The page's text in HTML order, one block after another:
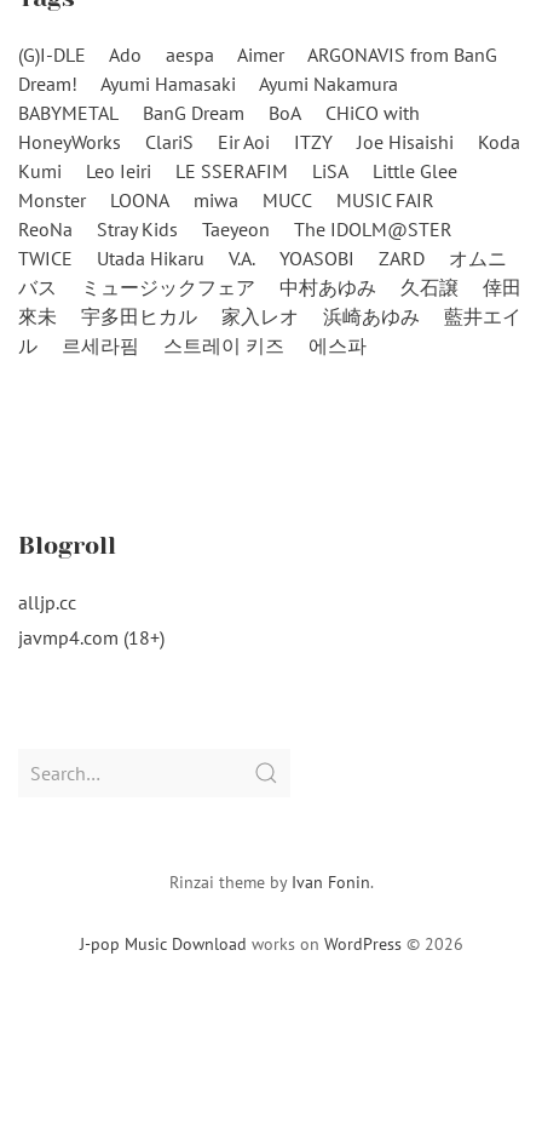
(G)I-DLE Ado aespa Aimer
ARGONAVIS from BanG
Dream!
Ayumi Hamasaki
Ayumi Nakamura
BABYMETAL
BanG Dream BoA
CHiCO with
HoneyWorks
ClariS Eir Aoi ITZY Joe Hisaishi
Koda
Kumi
Leo Ieiri LE SSERAFIM LiSA
Little Glee
Monster
LOONA miwa MUCC
MUSIC FAIR
ReoNa
Stray Kids Taeyeon
The IDOLM@STER
TWICE
Utada Hikaru V.A. YOASOBI ZARD
オムニ
バス
ミュージックフェア 中村あゆみ 久石譲
倖田
來未
宇多田ヒカル 家入レオ 浜崎あゆみ
藍井エイ
ル
르세라핌 스트레이 키즈 에스파
Blogroll
alljp.cc
javmp4.com (18+)
Search
J-pop Music Download works on WordPress © 2026
Rinzai theme by Ivan Fonin.